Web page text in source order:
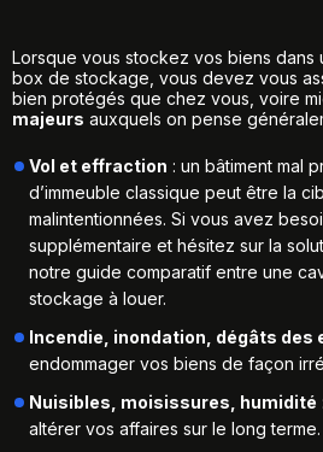
Lorsque vous stockez vos biens dans
box de stockage , vous devez vous
bien protégés que chez vous, voire
majeurs auxquels on pense
Vol et effraction : un bâtiment mal
d’immeuble classique peut être la
malintentionnées. Si vous avez
supplémentaire et hésitez sur la
notre guide comparatif entre une
stockage à louer.
Incendie, inondation, dégâts des
endommager vos biens de façon
Nuisibles, moisissures, humidité
altérer vos affaires sur le long terme.